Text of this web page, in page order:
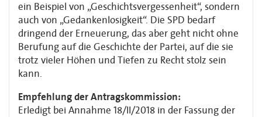
ein Beispiel von „Geschichtsvergessenheit“, sondern
auch von „Gedankenlosigkeit“. Die SPD bedarf
dringend der Erneuerung, das aber geht nicht ohne
Berufung auf die Geschichte der Partei, auf die sie
trotz vieler Höhen und Tiefen zu Recht stolz sein
kann.
Empfehlung der Antragskommission:
Erledigt bei Annahme 18/II/2018 in der Fassung der